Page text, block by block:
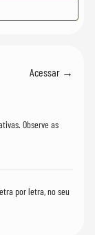
Acessar →
Observe as
por letra, no seu